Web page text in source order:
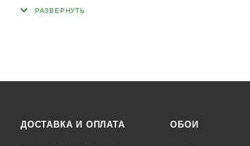
ДОСТАВКА И ОПЛАТА ОБОИ